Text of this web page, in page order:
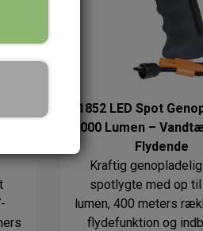
1852 LED Spot
2000 Lumen –
Flydende
Kraftig
spotlygte med op
lumen, 400 meters
flydefunktion og